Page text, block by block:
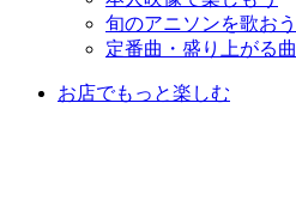
旬のアニソンを歌おう
定番曲・盛り上がる曲
お店でもっと楽しむ